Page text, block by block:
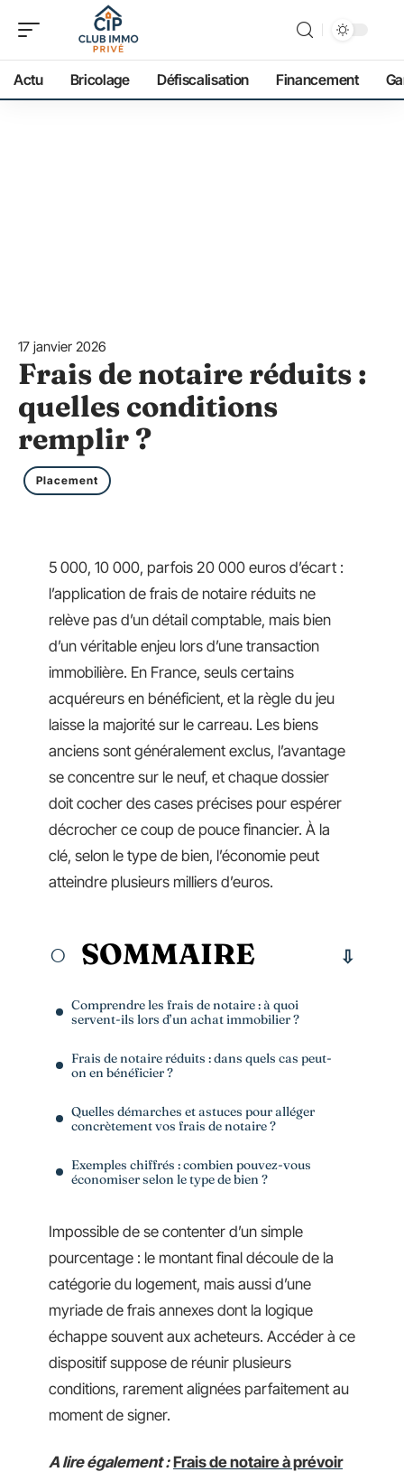
Actu Bricolage Défiscalisation Financement
17 janvier 2026
Frais de notaire réduits :
quelles conditions
remplir ?
Placement
5 000, 10 000, parfois 20 000 euros d’écart :
l’application de frais de notaire réduits ne
relève pas d’un détail comptable, mais bien
d’un véritable enjeu lors d’une transaction
immobilière. En France, seuls certains
acquéreurs en bénéficient, et la règle du jeu
laisse la majorité sur le carreau. Les biens
anciens sont généralement exclus, l’avantage
se concentre sur le neuf, et chaque dossier
doit cocher des cases précises pour espérer
décrocher ce coup de pouce financier. À la
clé, selon le type de bien, l’économie peut
atteindre plusieurs milliers d’euros.
SOMMAIRE
Comprendre les frais de notaire : à quoi
servent-ils lors d’un achat immobilier ?
Frais de notaire réduits : dans quels cas peut-
on en bénéficier ?
Quelles démarches et astuces pour alléger
concrètement vos frais de notaire ?
Exemples chiffrés : combien pouvez-vous
économiser selon le type de bien ?
Impossible de se contenter d’un simple
pourcentage : le montant final découle de la
catégorie du logement, mais aussi d’une
myriade de frais annexes dont la logique
échappe souvent aux acheteurs. Accéder à ce
dispositif suppose de réunir plusieurs
conditions, rarement alignées parfaitement au
moment de signer.
A lire également : Frais de notaire à prévoir